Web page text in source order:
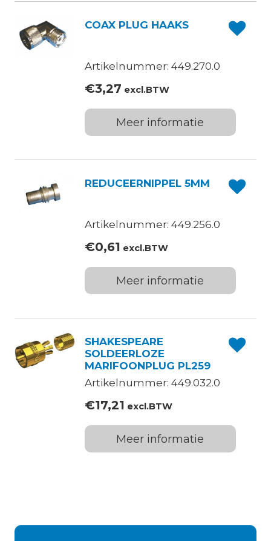
COAX PLUG HAAKS
Artikelnummer: 449.270.0
€3,27 excl.BTW
Meer informatie
REDUCEERNIPPEL 5MM
Artikelnummer: 449.256.0
€0,61 excl.BTW
Meer informatie
SHAKESPEARE
SOLDEERLOZE
MARIFOONPLUG PL259
Artikelnummer: 449.032.0
€17,21 excl.BTW
Meer informatie